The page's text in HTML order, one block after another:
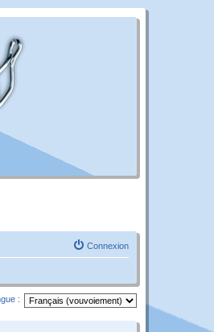
Connexion
: